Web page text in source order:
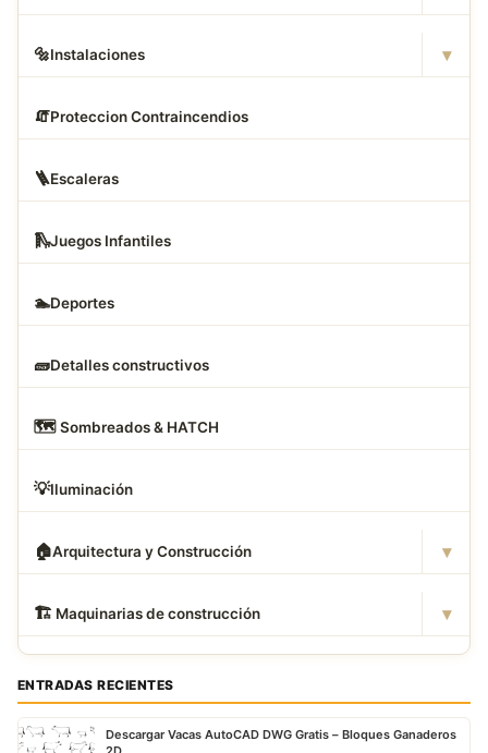
🔩Instalaciones ▾
🧯Proteccion Contraincendios
🪜Escaleras
🛝Juegos Infantiles
🏊Deportes
🧱Detalles constructivos
🗺️ Sombreados & HATCH
💡Iluminación
🏠Arquitectura y Construcción ▾
🏗 ️ Maquinarias de construcción ▾
ENTRADAS RECIENTES
Descargar Vacas AutoCAD DWG Gratis – Bloques Ganaderos